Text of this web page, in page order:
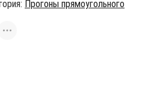
Прогоны прямоугольного